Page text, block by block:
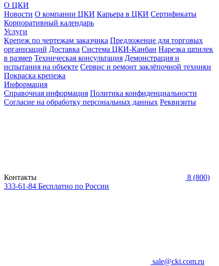
О ЦКИ
Новости О компании ЦКИ Карьера в ЦКИ Сертификаты
Корпоративный календарь
Услуги
Крепеж по чертежам заказчика Предложение для торговых
организаций Доставка Система ЦКИ-Канбан Нарезка шпилек
в размер Техническая консультация Демонстрация и
испытания на объекте Сервис и ремонт заклёпочной техники
Покраска крепежа
Информация
Справочная информация Политика конфиденциальности
Согласие на обработку персональных данных Реквизиты
Контакты
8 (800)
333-61-84 Бесплатно по России
sale@cki.com.ru